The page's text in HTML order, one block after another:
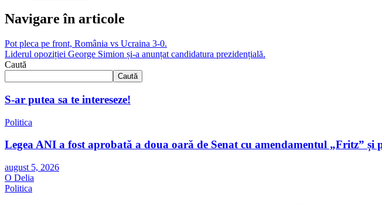
Navigare în articole
Pot pleca pe front, România vs Ucraina 3-0.
Liderul opoziției George Simion și-a anunțat candidatura prezidențială.
Caută
Caută
S-ar putea sa te intereseze!
Politica
Legea ANI a fost aprobată a doua oară de Senat cu amendamentul „Fritz”
august 5, 2026
O Delia
Politica